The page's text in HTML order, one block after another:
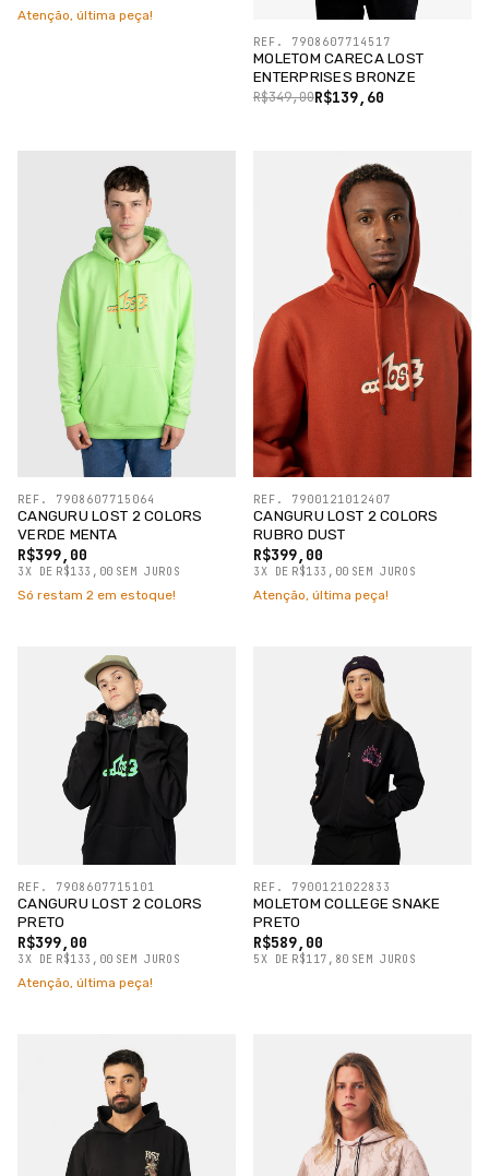
Atenção, última peça!
MOLETOM CARECA LOST
ENTERPRISES BRONZE
R$139,60
R$349,00
REF. 7908607714517
CANGURU LOST 2 COLORS
VERDE MENTA
R$399,00
3X DE R$133,00 SEM JUROS
REF. 7908607715064
Só restam 2 em estoque!
CANGURU LOST 2 COLORS
RUBRO DUST
R$399,00
3X DE R$133,00 SEM JUROS
REF. 7900121012407
Atenção, última peça!
CANGURU LOST 2 COLORS
PRETO
R$399,00
3X DE R$133,00 SEM JUROS
REF. 7908607715101
Atenção, última peça!
MOLETOM COLLEGE SNAKE
PRETO
R$589,00
5X DE R$117,80 SEM JUROS
REF. 7900121022833